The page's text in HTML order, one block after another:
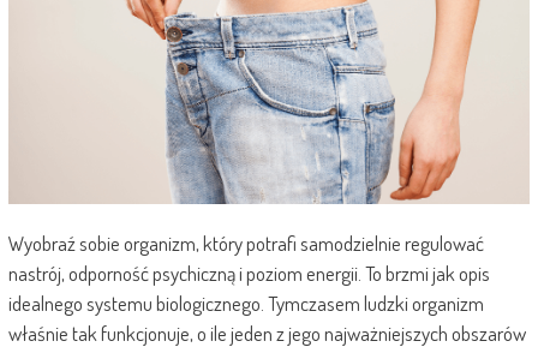
Wyobraź sobie organizm, który potrafi samodzielnie regulować
nastrój, odporność psychiczną i poziom energii. To brzmi jak opis
idealnego systemu biologicznego. Tymczasem ludzki organizm
właśnie tak funkcjonuje, o ile jeden z jego najważniejszych obszarów